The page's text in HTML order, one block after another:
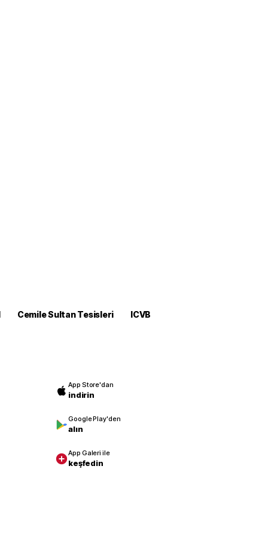
Cemile Sultan Tesisleri
ICVB
App Store'dan
indirin
Google Play'den
alın
App Galeri ile
keşfedin